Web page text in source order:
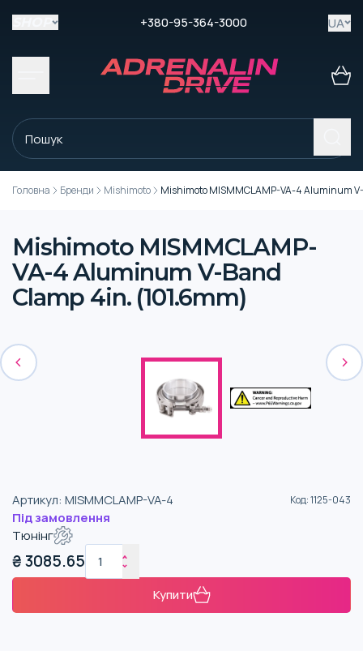
+380-95-364-3000 UA
Головна Бренди Mishimoto Mishimoto MISMMCLAMP-VA-4 Aluminum
Mishimoto MISMMCLAMP-
VA-4 Aluminum V-Band
Clamp 4in. (101.6mm)
Артикул: MISMMCLAMP-VA-4 Код:1125-043
Під замовлення
Тюнінг
₴3085.65
Купити